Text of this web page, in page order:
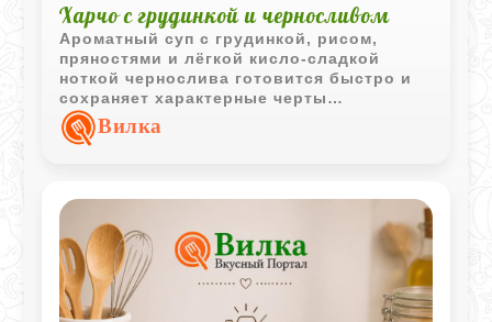
Харчо с грудинкой и черносливом
Ароматный суп с грудинкой, рисом,
пряностями и лёгкой кисло-сладкой
ноткой чернослива готовится быстро и
сохраняет характерные черты
знаменитого грузинского блюда.
Вилка